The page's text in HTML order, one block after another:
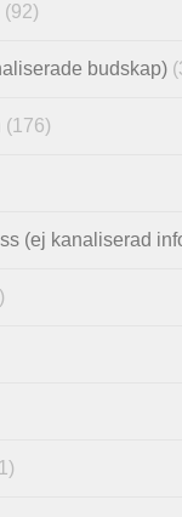
(92)
budskap)
(176)
(ej kanaliserad